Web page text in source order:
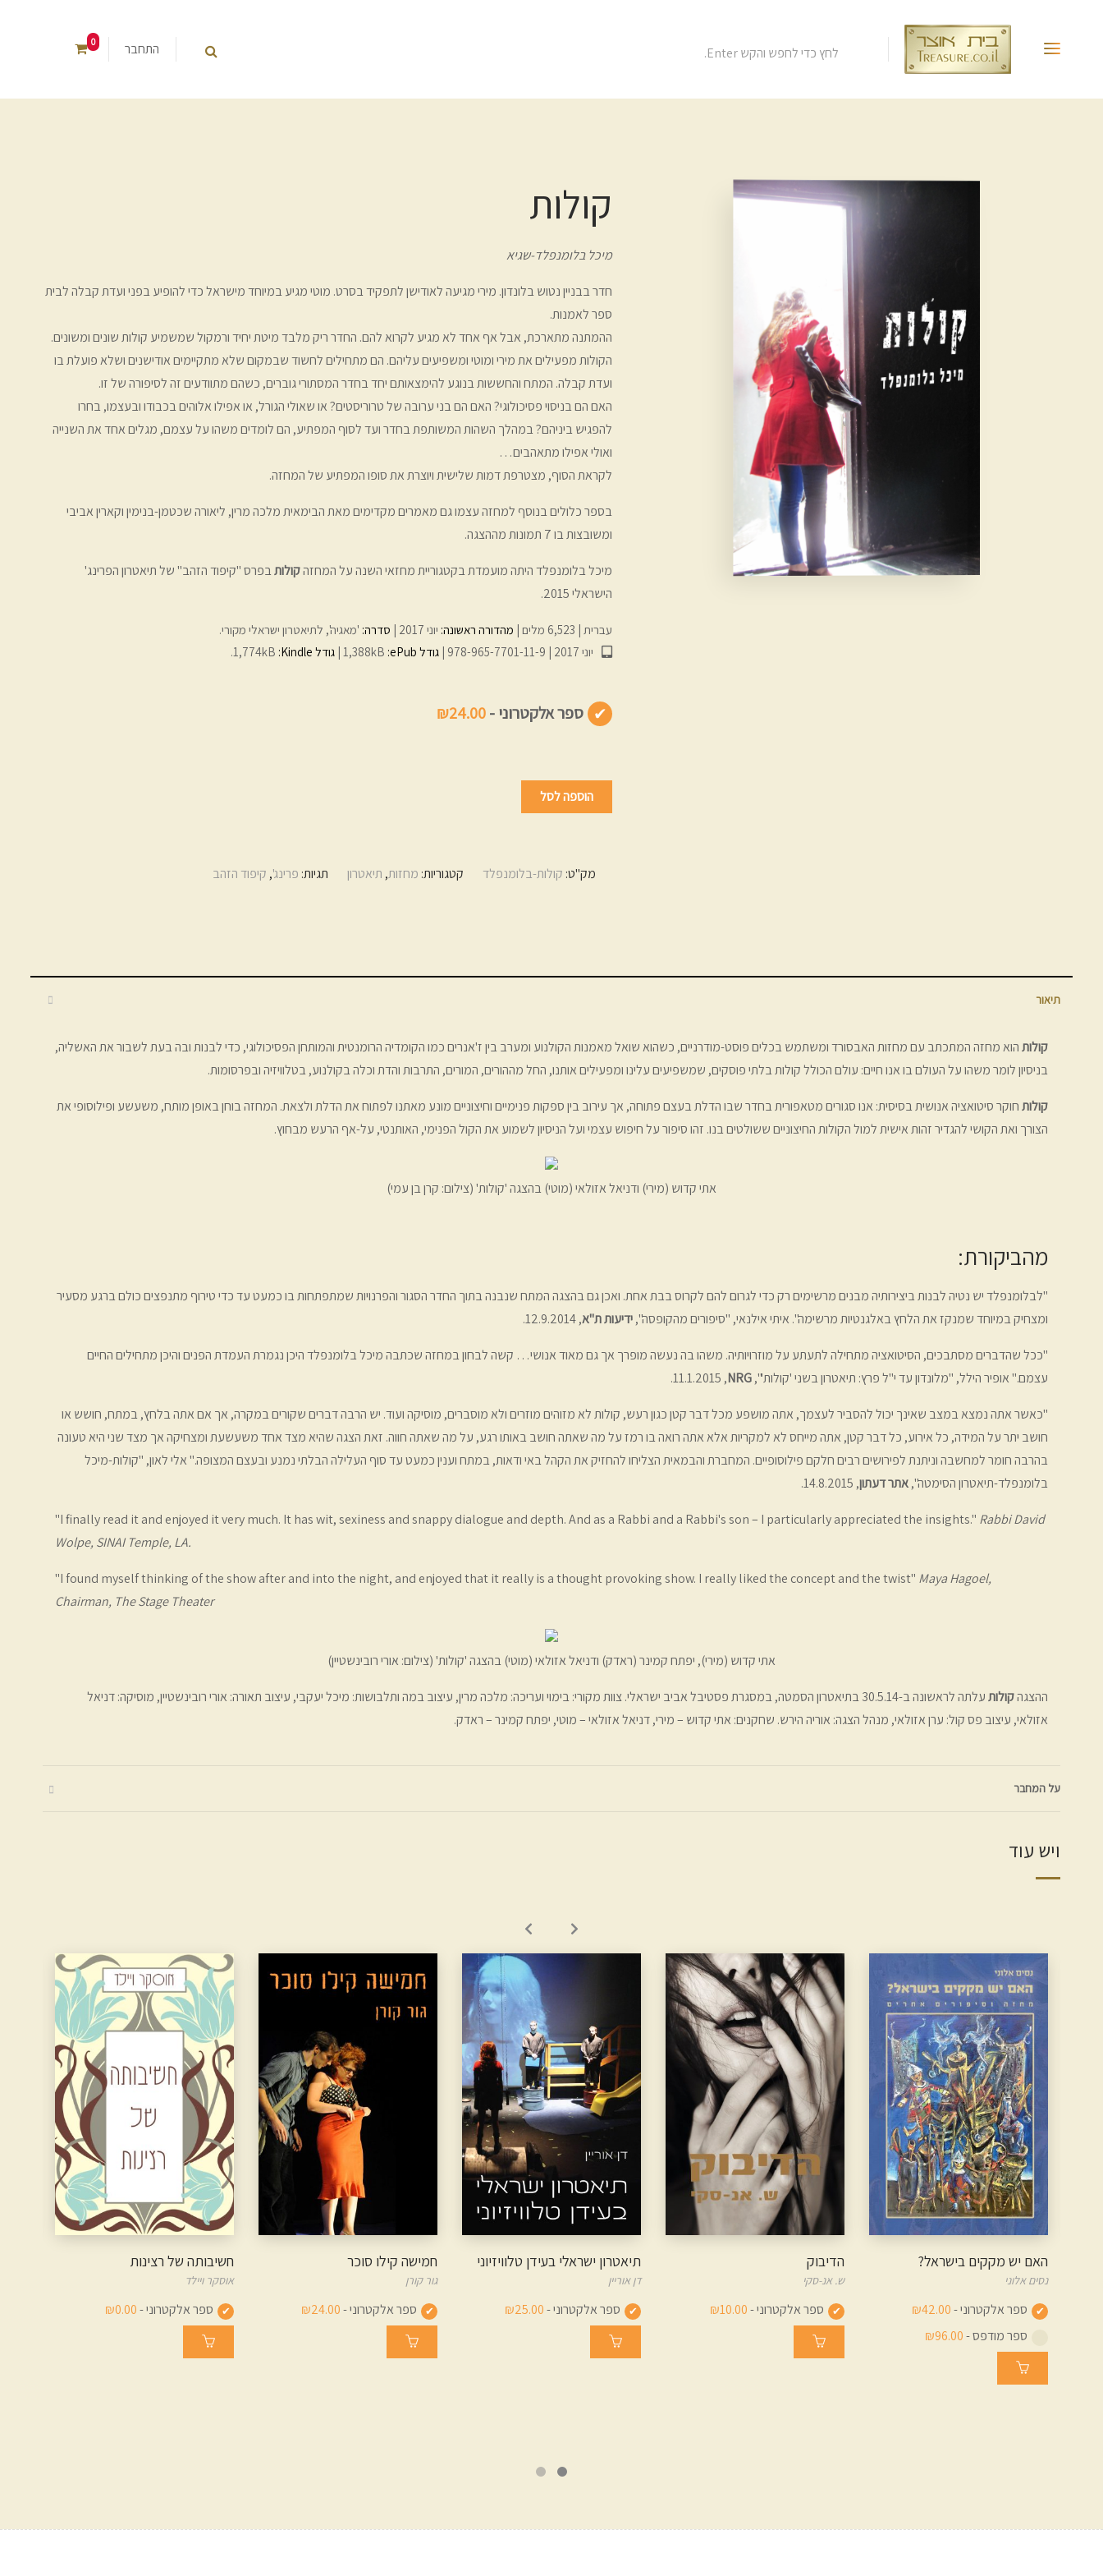
לחץ כדי לחפש והקש Enter. התחבר 0
קולות
מיכל בלומנפלד-שגיא
חדר בבניין נטוש בלונדון. מירי מגיעה לאודישן לתפקיד בסרט. מוטי מגיע במיוחד מישראל כדי להופיע בפני ועדת קבלה לבית
ספר לאמנות.
ההמתנה מתארכת, אבל אף אחד לא מגיע לקרוא להם. החדר ריק מלבד מיטת יחיד ורמקול שמשמיע קולות שונים ומשונים.
הקולות מפעילים את מירי ומוטי ומשפיעים עליהם. הם מתחילים לחשוד שבמקום שלא מתקיימים אודישנים ושלא פועלת בו
ועדת קבלה. המתח והחששות בנוגע להימצאותם יחד בחדר המסתורי גוברים, כשהם מתוודעים זה לסיפורה של זו.
האם הם בניסוי פסיכולוגי? האם הם בני ערובה של טרוריסטים? או שאולי הגורל, או אפילו אלוהים בכבודו ובעצמו, בחרו
להפגיש ביניהם? במהלך השהות המשותפת בחדר ועד לסוף המפתיע, הם לומדים משהו על עצמם, מגלים אחד את השנייה
ואולי אפילו מתאהבים…
לקראת הסוף, מצטרפת דמות שלישית ויוצרת את סופו המפתיע של המחזה.
בספר כלולים בנוסף למחזה עצמו גם מאמרים מקדימים מאת הבימאית מלכה מרין, ליאורה שכטמן-בנימין וקארין אביבי
ומשובצות בו 7 תמונות מההצגה.
מיכל בלומנפלד היתה מועמדת בקטגוריית מחזאי השנה על המחזהקולותבפרס "קיפוד הזהב" של תיאטרון הפרינג'
הישראלי 2015.
עברית 6,523 מלים מהדורה ראשונה: יוני 2017 סדרה: 'מאגיה', לתיאטרון ישראלי מקורי
יוני 2017
978-965-7701-11-9 גודל ePub:‏ 1,388kB גודל Kindle:‏ 1,774kB
ספר אלקטרוני -₪24.00
הוספה לסל
מק"ט: קולות-בלומנפלד קטגוריות: מחזות, תיאטרון תגיות: פרינג', קיפוד הזהב
תיאור
קולותהוא מחזה המתכתב עם מחזות האבסורד ומשתמש בכלים פוסט-מודרניים, כשהוא שואל מאמנות הקולנוע ומערב בין ז'אנרים כמו הקומדיה הרומנטית והמותחן הפסיכולוגי, כדי לבנות ובה בעת לשבור את האשליה,
בניסיון לומר משהו על העולם בו אנו חיים: עולם הכולל קולות בלתי פוסקים, שמשפיעים עלינו ומפעילים אותנו, החל מההורים, המורים, התרבות והדת וכלה בקולנוע, בטלוויזיה ובפרסומות.
קולותחוקר סיטואציה אנושית בסיסית: אנו סגורים מטאפורית בחדר שבו הדלת בעצם פתוחה, אך עירוב בין ספקות פנימיים וחיצוניים מונע מאתנו לפתוח את הדלת ולצאת. המחזה בוחן באופן מותח, משעשע ופילוסופי את
הצורך ואת הקושי להגדיר זהות אישית למול הקולות החיצוניים ששולטים בנו. זהו סיפור על חיפוש עצמי ועל הניסיון לשמוע את הקול הפנימי, האותנטי, על-אף הרעש מבחוץ.
אתי קדוש (מירי) ודניאל אזולאי (מוטי) בהצגה 'קולות' (צילום: קרן בן עמי)
מהביקורת:
"לבלומנפלד יש נטיה לבנות ביצירותיה מבנים מרשימים רק כדי לגרום להם לקרוס בבת אחת. ואכן גם בהצגה המתח שנבנה בתוך החדר הסגור והפרנויות שמתפתחות בו כמעט עד כדי טירוף מתנפצים כולם ברגע מסעיר
ומצחיק במיוחד שמנקז את הלחץ באלגנטיות מרשימה". איתי אילנאי, "סיפורים מהקופסה",ידיעות ת"א, 12.9.2014.
"ככל שהדברים מסתבכים, הסיטואציה מתחילה לתעתע על מוזרויותיה. משהו בה נעשה מופרך אך גם מאוד אנושי… קשה לבחון במחזה שכתבה מיכל בלומנפלד היכן נגמרת העמדת הפנים והיכן מתחילים החיים
עצמם." אופיר הילל, "מלונדון עד י"ל פרץ: תיאטרון בשני 'קולות'",
NRG
, ‏11.1.2015.
"כאשר אתה נמצא במצב שאינך יכול להסביר לעצמך, אתה מושפע מכל דבר קטן כגון רעש, קולות לא מזוהים מוזרים ולא מוסברים, מוסיקה ועוד. יש הרבה דברים שקורים במקרה, אך אם אתה בלחץ, במתח, חושש או
חושב יתר על המידה, כל אירוע, כל דבר קטן, אתה מייחס לא למקריות אלא אתה רואה בו רמז על מה שאתה חושב באותו רגע, על מה שאתה חווה. זאת הצגה שהיא מצד אחד משעשעת ומצחיקה אך מצד שני היא טעונה
בהרבה חומר למחשבה וניתנת לפירושים רבים חלקם פילוסופיים. המחברת והבמאית הצליחו להחזיק את הקהל באי ודאות, במתח וענין כמעט עד סוף העלילה הבלתי נמנע ובעצם המצופה." אלי לאון, "קולות-מיכל
בלומנפלד-תיאטרון הסימטה",אתר דעתון, 14.8.2015.
"I finally read it and enjoyed it very much. It has wit, sexiness and snappy dialogue and depth. And as a Rabbi and a Rabbi's son – I particularly appreciated the insights." Rabbi David
Wolpe, SINAI Temple, LA.
"I found myself thinking of the show after and into the night, and enjoyed that it really is a thought provoking show. I really liked the concept and the twist" Maya Hagoel,
Chairman, The Stage Theater
אתי קדוש (מירי), יפתח קמינר (ראדק) ודניאל אזולאי (מוטי) בהצגה 'קולות' (צילום: אורי רובינשטיין)
ההצגהקולות
עלתה לראשונה ב-30.5.14 בתיאטרון הסמטה, במסגרת פסטיבל אביב ישראלי. צוות מקורי: בימוי ועריכה: מלכה מרין, עיצוב במה ותלבושות: מיכל יעקבי, עיצוב תאורה: אורי רובינשטיין, מוסיקה: דניאל
אזולאי, עיצוב פס קול: ערן אזולאי, מנהל הצגה: אוריה הירש. שחקנים: אתי קדוש – מירי, דניאל אזולאי – מוטי, יפתח קמינר – ראדק.
על המחבר
ויש עוד
האם יש מקקים בישראל?
נסים אלוני
ספר אלקטרוני -₪42.00
ספר מודפס -₪96.00
הדיבוק
ש. אנ-סקי
ספר אלקטרוני -₪10.00
תיאטרון ישראלי בעידן טלוויזיוני
דן אוריין
ספר אלקטרוני -₪25.00
חמישה קילו סוכר
גור קורן
ספר אלקטרוני -₪24.00
חשיבותה של רצינות
אוסקר ויילד
ספר אלקטרוני -₪0.00